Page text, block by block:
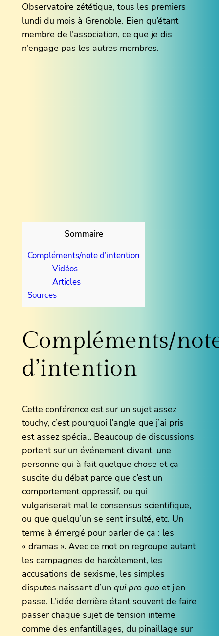
Observatoire zététique, tous les premiers
lundi du mois à Grenoble. Bien qu’étant
membre de l’association, ce que je dis
n’engage pas les autres membres.
Sommaire
Compléments/note d’intention
Vidéos
Articles
Sources
Compléments/
d’intention
Cette conférence est sur un sujet assez
touchy, c’est pourquoi l’angle que j’ai pris
est assez spécial. Beaucoup de discussions
portent sur un événement clivant, une
personne qui à fait quelque chose et ça
suscite du débat parce que c’est un
comportement oppressif, ou qui
vulgariserait mal le consensus scientifique,
ou que quelqu’un se sent insulté, etc. Un
terme à émergé pour parler de ça : les
« dramas ». Avec ce mot on regroupe autant
les campagnes de harcèlement, les
accusations de sexisme, les simples
disputes naissant d’un qui pro quo et j’en
passe. L’idée derrière étant souvent de faire
passer chaque sujet de tension interne
comme des enfantillages, du pinaillage sur